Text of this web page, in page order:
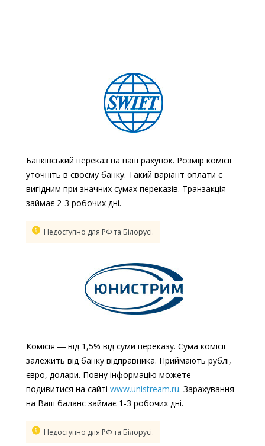
Банківський переказ на наш рахунок. Розмір комісії
уточніть в своєму банку. Такий варіант оплати є
вигідним при значних сумах переказів. Транзакція
займає 2-3 робочих дні.
Недоступно для РФ та Білорусі.
Комісія ― від 1,5% від суми переказу. Сума комісії
залежить від банку відправника. Приймають рублі,
євро, долари. Повну інформацію можете
подивитися на сайті www.unistream.ru. Зарахування
на Ваш баланс займає 1-3 робочих дні.
Недоступно для РФ та Білорусі.